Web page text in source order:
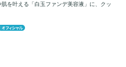
を叶える「白玉ファンデ美容液」に、クッ